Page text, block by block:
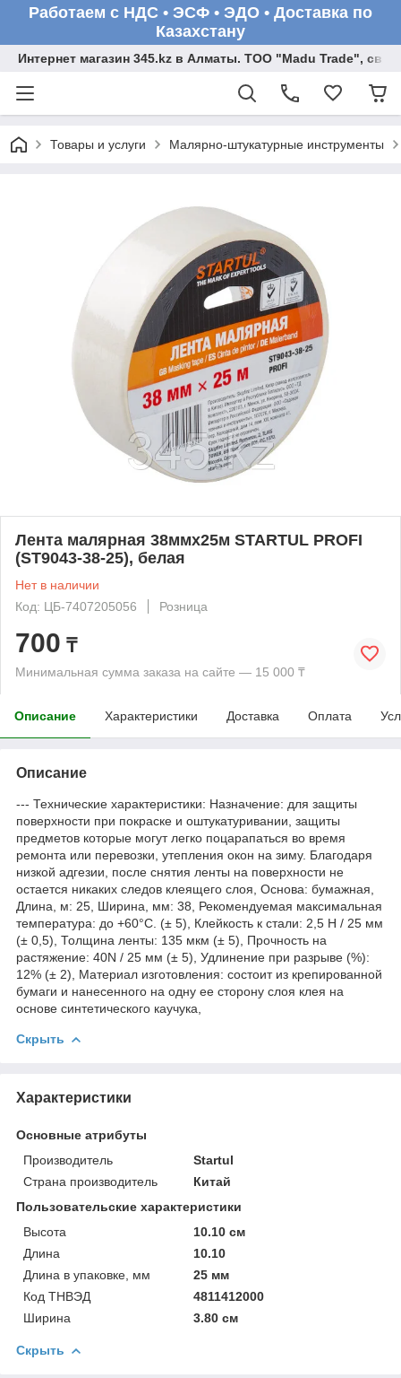
Работаем с НДС • ЭСФ • ЭДО • Доставка по
Казахстану
Интернет магазин 345.kz в Алматы. ТОО "Madu Trade",
Товары и услуги Малярно-штукатурные инструменты
Лента малярная 38ммх25м STARTUL PROFI
(ST9043-38-25), белая
Нет в наличии
Код: ЦБ-7407205056
Розница
700 ₸
Минимальная сумма заказа на сайте — 15 000 ₸
Описание Характеристики Доставка Оплата
Описание
--- Технические характеристики: Назначение: для защиты
поверхности при покраске и оштукатуривании, защиты
предметов которые могут легко поцарапаться во время
ремонта или перевозки, утепления окон на зиму. Благодаря
низкой адгезии, после снятия ленты на поверхности не
остается никаких следов клеящего слоя, Основа: бумажная,
Длина, м: 25, Ширина, мм: 38, Рекомендуемая максимальная
температура: до +60°С. (± 5), Клейкость к стали: 2,5 Н / 25 мм
(± 0,5), Толщина ленты: 135 мкм (± 5), Прочность на
растяжение: 40N / 25 мм (± 5), Удлинение при разрыве (%):
12% (± 2), Материал изготовления: состоит из крепированной
бумаги и нанесенного на одну ее сторону слоя клея на
основе синтетического каучука,
Скрыть
Характеристики
Основные атрибуты
Производитель
Startul
Страна производитель
Китай
Пользовательские характеристики
Высота
10.10 см
Длина
10.10
Длина в упаковке, мм
25 мм
Код ТНВЭД
4811412000
Ширина
3.80 см
Скрыть